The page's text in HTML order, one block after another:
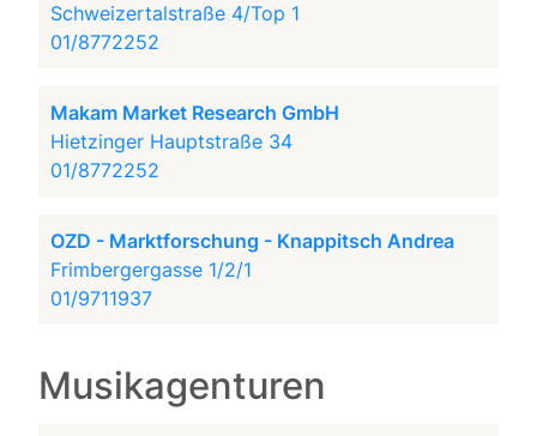
Schweizertalstraße 4/Top 1
01/8772252
Makam Market Research GmbH
Hietzinger Hauptstraße 34
01/8772252
OZD - Marktforschung - Knappitsch Andrea
Frimbergergasse 1/2/1
01/9711937
Musikagenturen